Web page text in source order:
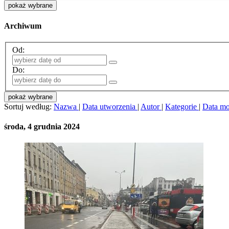
pokaż wybrane
Archiwum
Od:
Do:
pokaż wybrane
Sortuj według: Nazwa | Data utworzenia | Autor | Kategorie | Data
środa, 4 grudnia 2024